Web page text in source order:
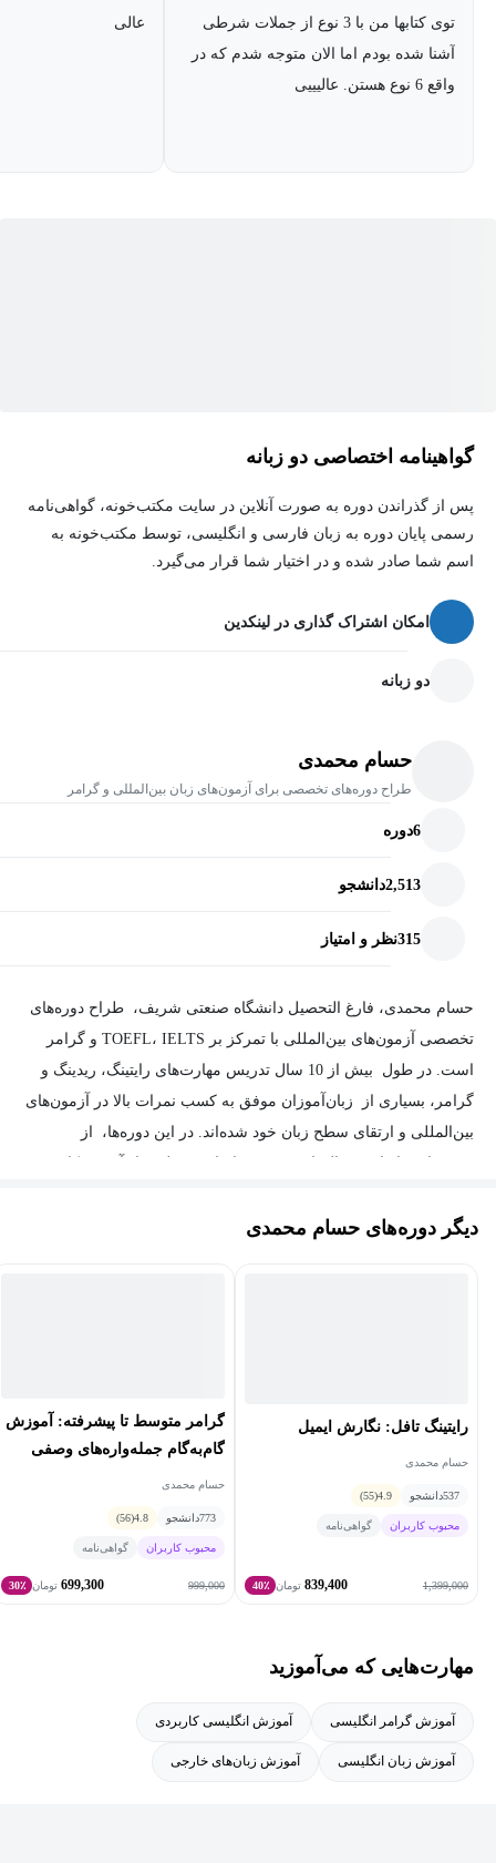
توی کتابها من با 3 نوع از جملات شرطی
آشنا شده بودم اما الان متوجه شدم که در
واقع 6 نوع هستن. عالیییی
عالی
گواهینامه اختصاصی دو زبانه
پس از گذراندن دوره به صورت آنلاین در سایت مکتب‌خونه، گواهی‌نامه
رسمی پایان دوره به زبان فارسی و انگلیسی، توسط مکتب‌خونه به
اسم شما صادر شده و در اختیار شما قرار می‌گیرد.
امکان اشتراک گذاری در لینکدین
دو زبانه
حسام محمدی
طراح دوره‌های تخصصی برای آزمون‌های زبان بین‌المللی و گرامر
6دوره
2,513دانشجو
315نظر و امتیاز
حسام محمدی، فارغ التحصیل دانشگاه صنعتی شریف، طراح دوره‌های
تخصصی آزمون‌های بین‌المللی با تمرکز بر TOEFL، IELTS و گرامر
است. در طول بیش از 10 سال تدریس مهارت‌های رایتینگ، ریدینگ و
گرامر، بسیاری از زبان‌آموزان موفق به کسب نمرات بالا در آزمون‌های
بین‌المللی و ارتقای سطح زبان خود شده‌اند. در این دوره‌ها، از
راهکارهای عملی برای بهبود سطح زبان استفاده می‌شود.
دیگر دوره‌های حسام محمدی
رایتینگ تافل: نگارش ایمیل
حسام محمدی
537دانشجو 4.9
(55)
محبوب کاربران گواهی‌نامه
1,399,000
839,400 تومان 40٪
گرامر متوسط تا پیشرفته: آموزش
گام‌به‌گام جمله‌واره‌های وصفی
حسام محمدی
773دانشجو 4.8
(56)
محبوب کاربران گواهی‌نامه
999,000
699,300 تومان 30٪
مهارت‌هایی که می‌آموزید
آموزش گرامر انگلیسی آموزش انگلیسی کاربردی
آموزش زبان انگلیسی آموزش زبان‌های خارجی